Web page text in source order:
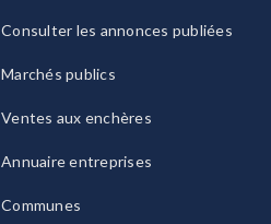
Consulter les annonces publiées
Marchés publics
Ventes aux enchères
Annuaire entreprises
Communes